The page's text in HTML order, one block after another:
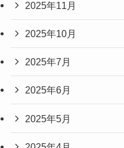
2025年11月
2025年10月
2025年7月
2025年6月
2025年5月